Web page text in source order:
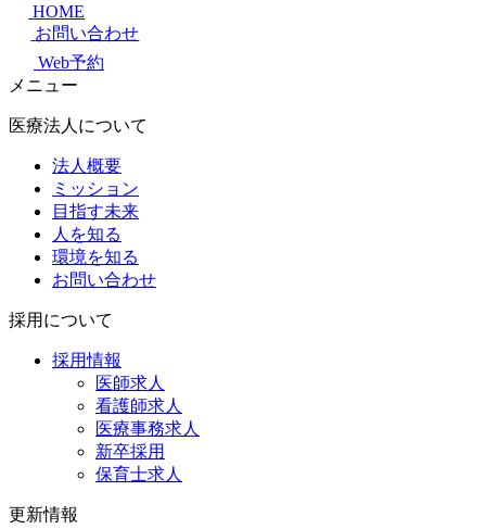
HOME
お問い合わせ
Web予約
メニュー
医療法人について
法人概要
ミッション
目指す未来
人を知る
環境を知る
お問い合わせ
採用について
採用情報
医師求人
看護師求人
医療事務求人
新卒採用
保育士求人
更新情報